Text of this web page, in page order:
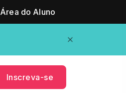
Área do Aluno
Inscreva-se